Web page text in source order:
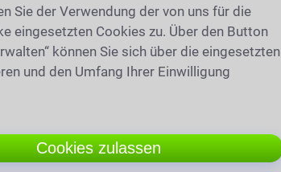
zu besorgen. Einige Gründe
bemühen ist besonders
ist. Ein Anwalt in Bad
achten ist, kennt Fristen und
Zeiten.
Sie der Verwendung der von uns für die
eingesetzten Cookies zu. Über den Button
können Sie sich über die eingesetzten
und den Umfang Ihrer Einwilligung
Cookies zulassen